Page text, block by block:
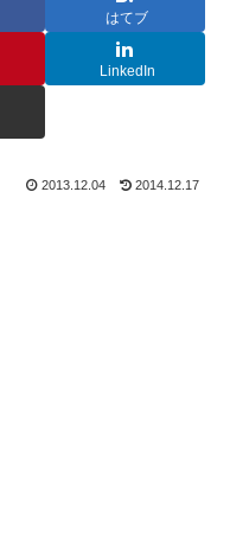
はてブ
LinkedIn
2013.12.04 2014.12.17